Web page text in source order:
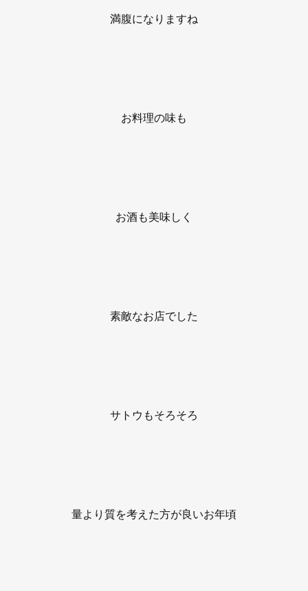
満腹になりますね
お料理の味も
お酒も美味しく
素敵なお店でした
サトウもそろそろ
量より質を考えた方が良いお年頃